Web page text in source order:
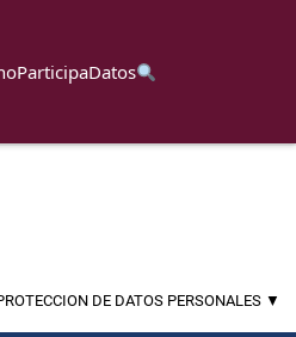
ParticipaDatos
DE DATOS PERSONALES ▼